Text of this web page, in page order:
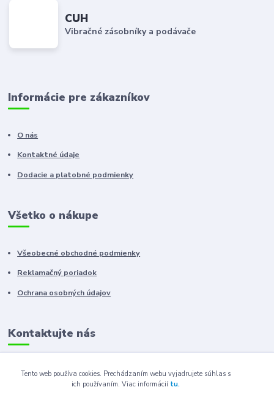
CUH
Vibračné zásobníky a podávače
Informácie pre zákazníkov
O nás
Kontaktné údaje
Dodacie a platobné podmienky
Všetko o nákupe
Všeobecné obchodné podmienky
Reklamačný poriadok
Ochrana osobných údajov
Kontaktujte nás
+421 910 222 333
+421 52 788 46 41
Tento web používa cookies. Prechádzaním webu vyjadrujete súhlas s
ich používaním. Viac informácií tu.